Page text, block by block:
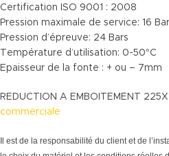
Certification ISO 9001 : 2008
Pression maximale de service: 16
Pression d’épreuve: 24 Bars
Température d’utilisation: 0-50°C
Epaisseur de la fonte : + ou – 7mm
REDUCTION A EMBOITEMENT
commerciale
Il est de la responsabilité du client et de